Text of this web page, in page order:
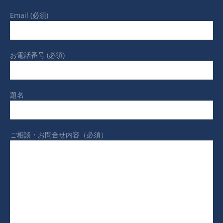
Email (必須)
お電話番号 (必須)
題名
ご相談・お問合せ内容（必須）